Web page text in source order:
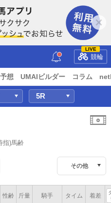
LIVE
競輪
予想 UMAIビルダー コラム
指)馬齢
その他
性齢 斤量 騎手 タイム 着差